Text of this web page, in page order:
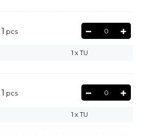
1 pcs 0
1 x TU
1 pcs 0
1 x TU